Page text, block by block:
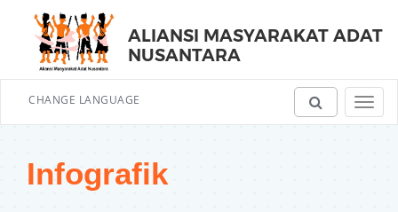
ALIANSI MASYARAKAT ADAT
NUSANTARA
CHANGE LANGUAGE
Infografik